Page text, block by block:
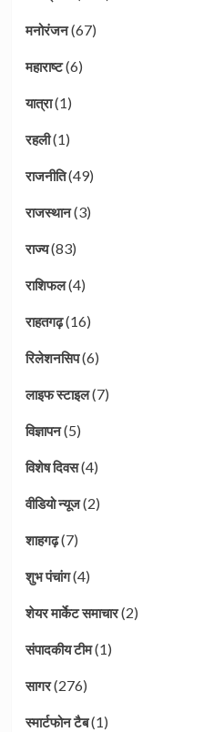
मनोरंजन(67)
महाराष्ट(6)
यात्रा(1)
रहली(1)
राजनीति(49)
राजस्थान(3)
राज्य(83)
राशिफल(4)
राहतगढ़(16)
रिलेशनसिप(6)
लाइफ स्टाइल(7)
विज्ञापन(5)
विशेष दिवस(4)
वीडियो न्यूज(2)
शाहगढ़(7)
शुभ पंचांग(4)
शेयर मार्केट समाचार(2)
संपादकीय टीम(1)
सागर(276)
स्मार्टफोन टैब(1)